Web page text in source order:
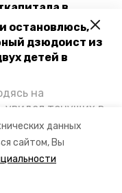
данных
сайтом, Вы
остановлюсь,
дзюдоист из
детей в
на
увидел тонущих в
на помощь. По
края и
пообщался
в
на
к
на
рф